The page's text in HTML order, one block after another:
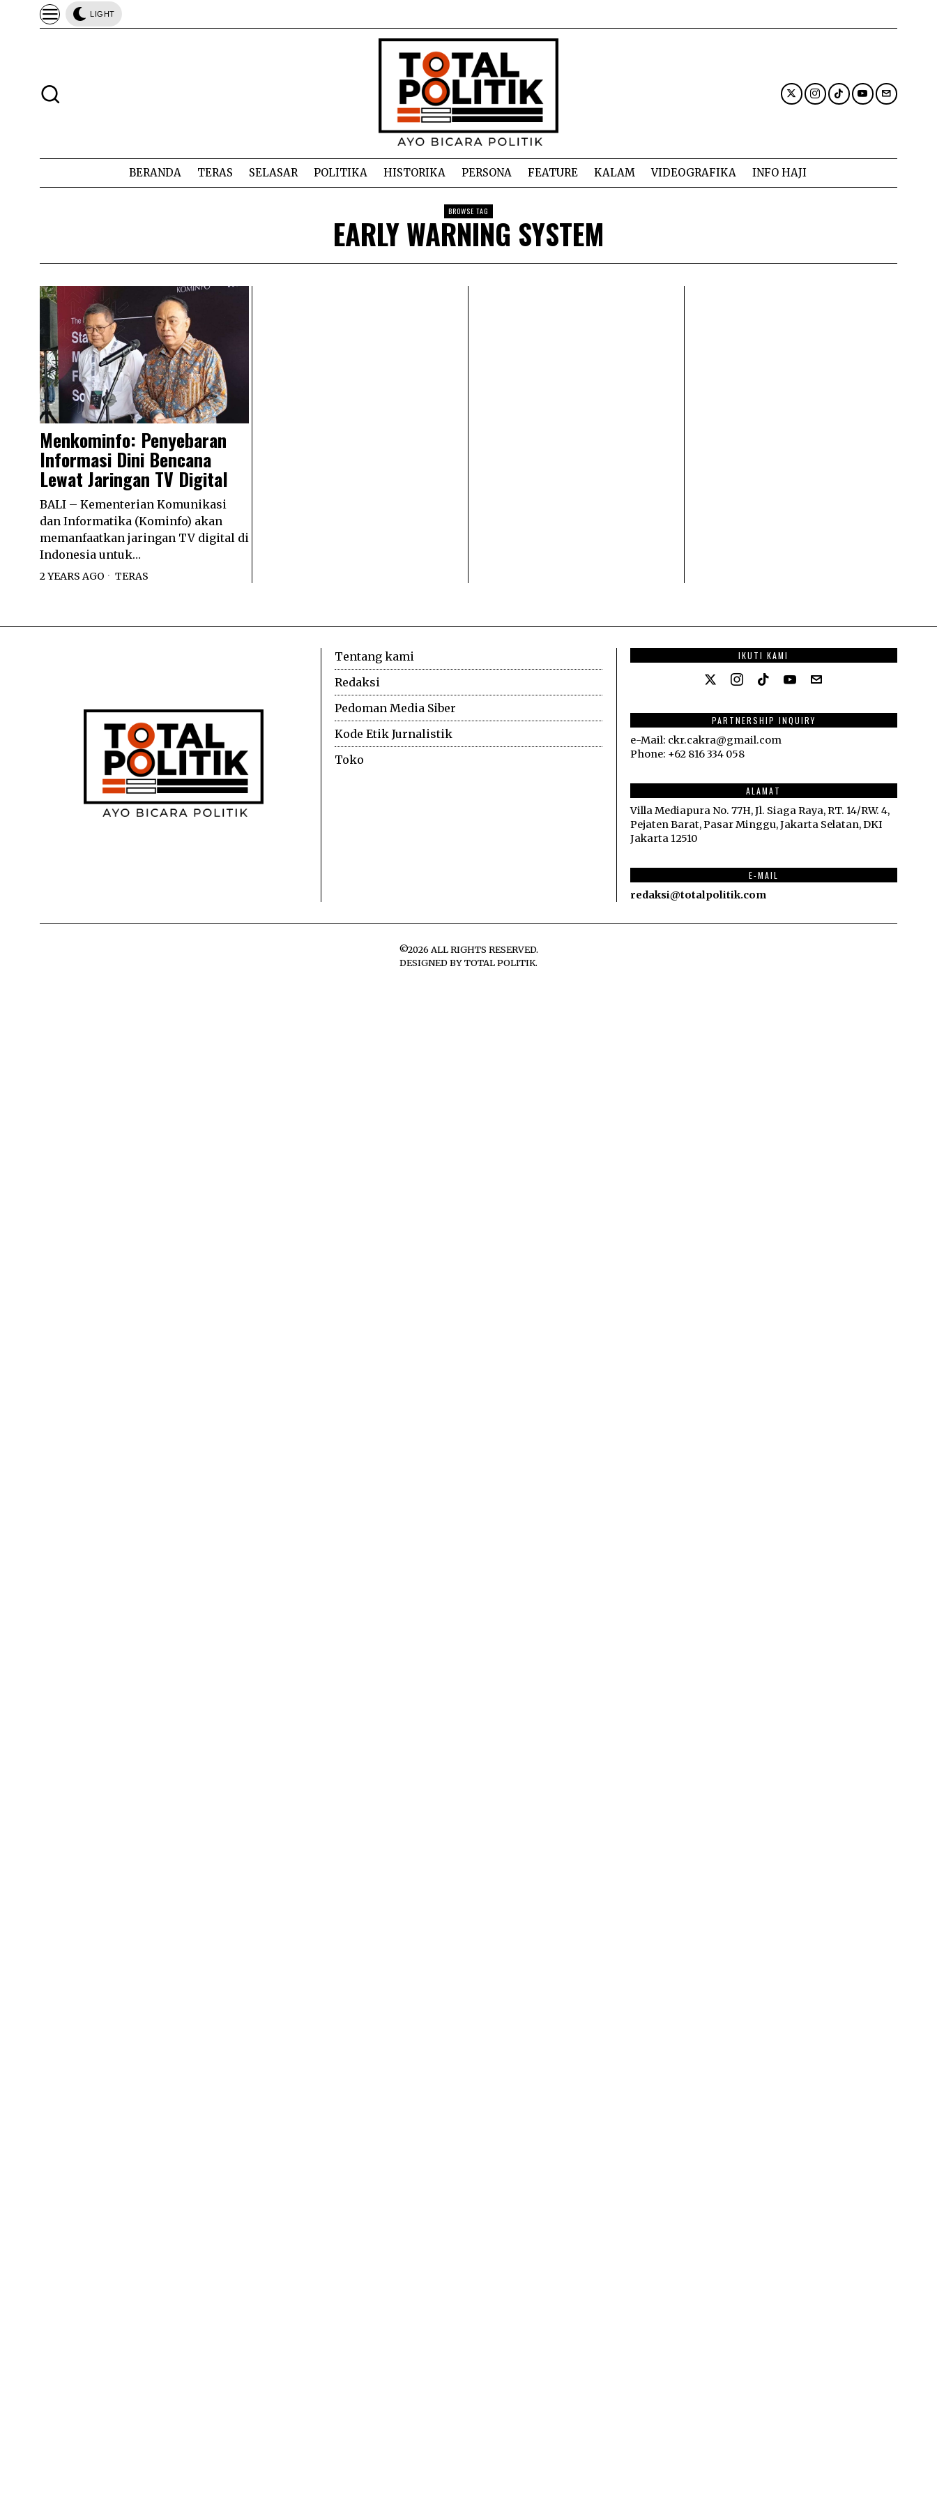
LIGHT
BERANDA TERAS SELASAR POLITIKA HISTORIKA PERSONA FEATURE KALAM VIDEOGRAFIKA INFO HAJI
BROWSE TAG
EARLY WARNING SYSTEM
Menkominfo: Penyebaran
Informasi Dini Bencana
Lewat Jaringan TV Digital
BALI – Kementerian Komunikasi
dan Informatika (Kominfo) akan
memanfaatkan jaringan TV digital di
Indonesia untuk…
2 YEARS AGO TERAS
Tentang kami
Redaksi
Pedoman Media Siber
Kode Etik Jurnalistik
Toko
IKUTI KAMI
PARTNERSHIP INQUIRY
e-Mail: ckr.cakra@gmail.com
Phone: +62 816 334 058
ALAMAT
Villa Mediapura No. 77H, Jl. Siaga Raya, RT. 14/RW. 4,
Pejaten Barat, Pasar Minggu, Jakarta Selatan, DKI
Jakarta 12510
E-MAIL
redaksi@totalpolitik.com
©2026 ALL RIGHTS RESERVED.
DESIGNED BYTOTAL POLITIK.